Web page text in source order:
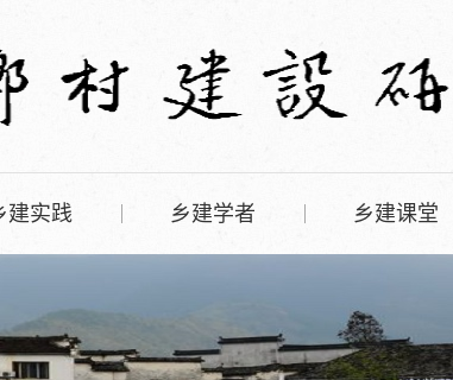
建实践 乡建学者 乡建课堂